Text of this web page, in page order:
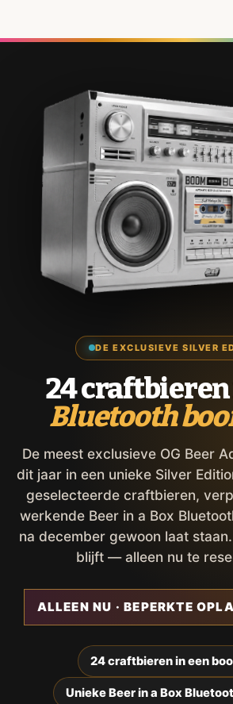
DE EXCLUSIEVE SILVER
24 craftbieren
Bluetooth
De meest exclusieve OG Beer
dit jaar in een unieke Silver
geselecteerde craftbieren,
werkende Beer in a Box
na december gewoon laat
blijft — alleen nu te
ALLEEN NU · BEPERKTE
24 craftbieren in een
Unieke Beer in a Box